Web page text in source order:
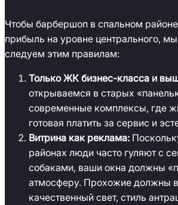
Чтобы барбершоп в спальном
прибыль на уровне центрального,
следуем этим правилам:
Только ЖК бизнес-класса и
открываемся в старых
современные комплексы, где
готовая платить за сервис и
Витрина как реклама:
районах люди часто гуляют с
собаками, ваши окна должны
атмосферу. Прохожие должны
качественный свет, стиль